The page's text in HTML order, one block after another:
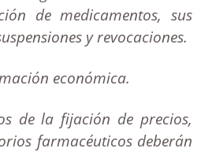
de medicamentos, sus
y revocaciones.
económica.
de la fijación de precios,
farmacéuticos deberán